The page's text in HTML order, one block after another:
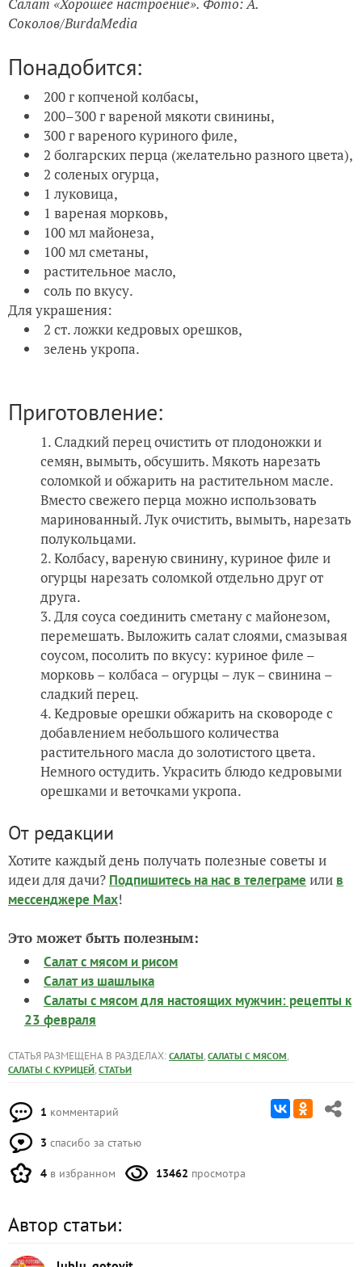
Салат «Хорошее настроение». Фото: А.
Соколов/BurdaMedia
Понадобится:
200 г копченой колбасы,
200–300 г вареной мякоти свинины,
300 г вареного куриного филе,
2 болгарских перца (желательно разного цвета),
2 соленых огурца,
1 луковица,
1 вареная морковь,
100 мл майонеза,
100 мл сметаны,
растительное масло,
соль по вкусу.
Для украшения:
2 ст. ложки кедровых орешков,
зелень укропа.
Приготовление:
Сладкий перец очистить от плодоножки и
семян, вымыть, обсушить. Мякоть нарезать
соломкой и обжарить на растительном масле.
Вместо свежего перца можно использовать
маринованный. Лук очистить, вымыть, нарезать
полукольцами.
Колбасу, вареную свинину, куриное филе и
огурцы нарезать соломкой отдельно друг от
друга.
Для соуса соединить сметану с майонезом,
перемешать. Выложить салат слоями, смазывая
соусом, посолить по вкусу: куриное филе –
морковь – колбаса – огурцы – лук – свинина –
сладкий перец.
Кедровые орешки обжарить на сковороде с
добавлением небольшого количества
растительного масла до золотистого цвета.
Немного остудить. Украсить блюдо кедровыми
орешками и веточками укропа.
От редакции
Хотите каждый день получать полезные советы и
идеи для дачи? Подпишитесь на нас в телеграме или в
мессенджере Max!
Это может быть полезным:
Салат с мясом и рисом
Салат из шашлыка
Салаты с мясом для настоящих мужчин: рецепты к
23 февраля
СТАТЬЯ РАЗМЕЩЕНА В РАЗДЕЛАХ: САЛАТЫ, САЛАТЫ С МЯСОМ,
САЛАТЫ С КУРИЦЕЙ, СТАТЬИ
1 комментарий
3 спасибо за статью
4 в избранном 13462 просмотра
Автор статьи: